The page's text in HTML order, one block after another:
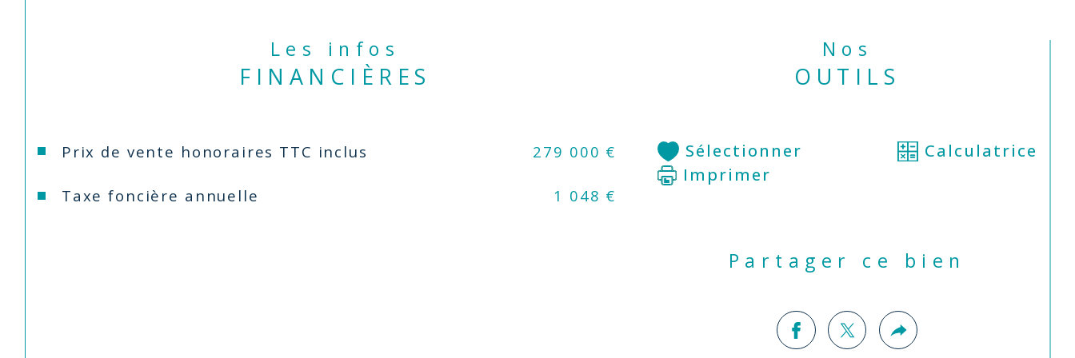
Un sous-sol total complète ce bien, avec
A l’extérieur, le jardin s'étend devant et à
la partie jardin devant la maison.*
murs pignons de la maison ont été
ravalés, il reste quelques travaux
Les infos
FINANCIÈRES
Prix de vente honoraires TTC inclus 279 000 €
Taxe foncière annuelle 1 048 €
Nos
OUTILS
Sélectionner
Calculatrice
Imprimer
Partager ce bien